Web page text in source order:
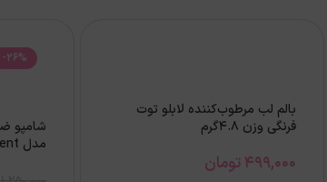
بالم لب مرطوب‌کننده لابلو توت
فرنگی وزن 4.8گرم
499,000تومان
-26%
شامپو
مدل Balancing Treatment